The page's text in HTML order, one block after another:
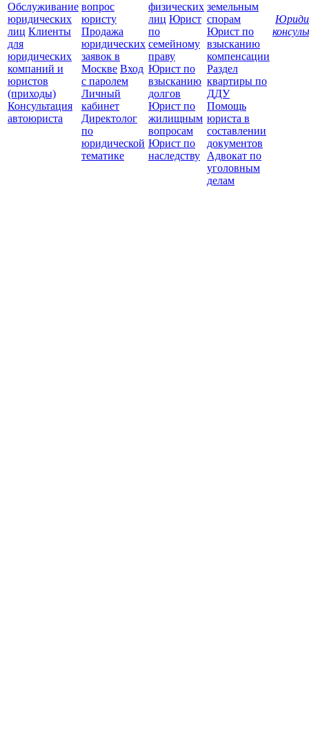
Обслуживание
юридических
лиц Клиенты
для
юридических
компаний и
юристов
(приходы)
Консультация
автоюриста
вопрос
юристу
Продажа
юридических
заявок в
Москве Вход
с паролем
Личный
кабинет
Директолог
по
юридической
тематике
физических
лиц Юрист
по
семейному
праву
Юрист по
взысканию
долгов
Юрист по
жилищным
вопросам
Юрист по
наследству
земельным
спорам
Юрист по
взысканию
компенсации
Раздел
квартиры по
ДДУ
Помощь
юриста в
составлении
документов
Адвокат по
уголовным
делам